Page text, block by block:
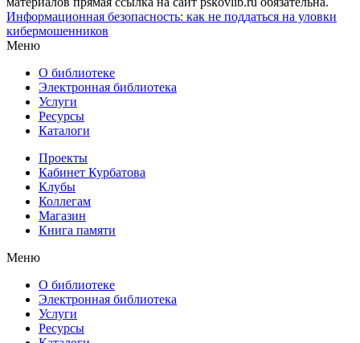
Информационная безопасность: как не поддаться на уловки
кибермошенников
Меню
О библиотеке
Электронная библиотека
Услуги
Ресурсы
Каталоги
Проекты
Кабинет Курбатова
Клубы
Коллегам
Магазин
Книга памяти
Меню
О библиотеке
Электронная библиотека
Услуги
Ресурсы